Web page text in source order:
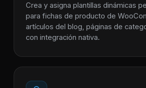
Crea y asigna plantillas dinámicas
para fichas de producto de
artículos del blog, páginas de
con integración nativa.